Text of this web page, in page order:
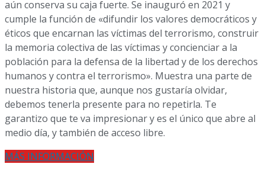
aún conserva su caja fuerte. Se inauguró en 2021 y
cumple la función de «difundir los valores democráticos y
éticos que encarnan las víctimas del terrorismo, construir
la memoria colectiva de las víctimas y concienciar a la
población para la defensa de la libertad y de los derechos
humanos y contra el terrorismo». Muestra una parte de
nuestra historia que, aunque nos gustaría olvidar,
debemos tenerla presente para no repetirla. Te
garantizo que te va impresionar y es el único que abre al
medio día, y también de acceso libre.
MÁS INFORMACIÓN